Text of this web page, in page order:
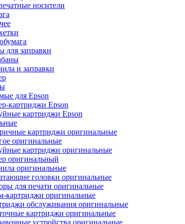
носители
для заправки
и заправки
для Epson
картриджи Epson
картриджи Epson
картриджи оригинальные
оригинальные
картриджи оригинальные
оригинальный
оригинальные
головки оригинальные
для печати оригинальные
картриджи оригинальные
обслуживания оригинальные
картриджи оригинальные
устройства оригинальные